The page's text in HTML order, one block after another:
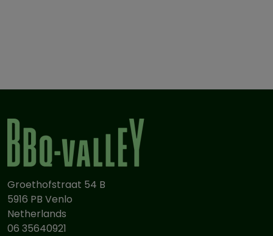
sauzen en smaakmakers voor buiten koken.
Groethofstraat 54 B
5916 PB Venlo
Netherlands
06 35640921